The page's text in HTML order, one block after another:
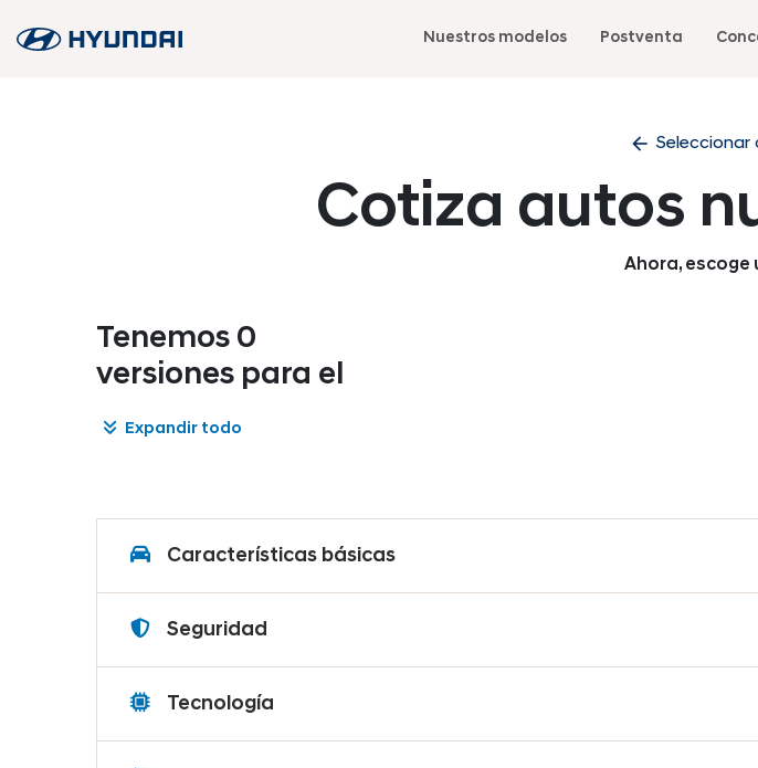
Nuestros modelos Postventa
arrow_back
Cotiza autos
Ahora, escoge
Tenemos 0
versiones para el
Expandir todo
Características básicas
Seguridad
Tecnología